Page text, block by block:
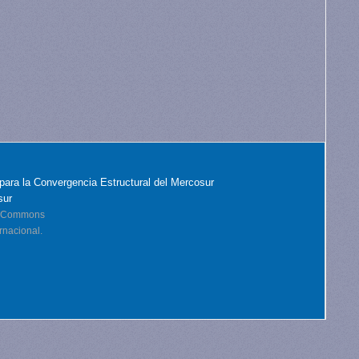
la Convergencia Estructural del Mercosur